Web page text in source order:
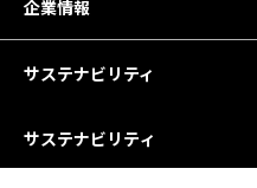
企業情報
サステナビリティ
サステナビリティ